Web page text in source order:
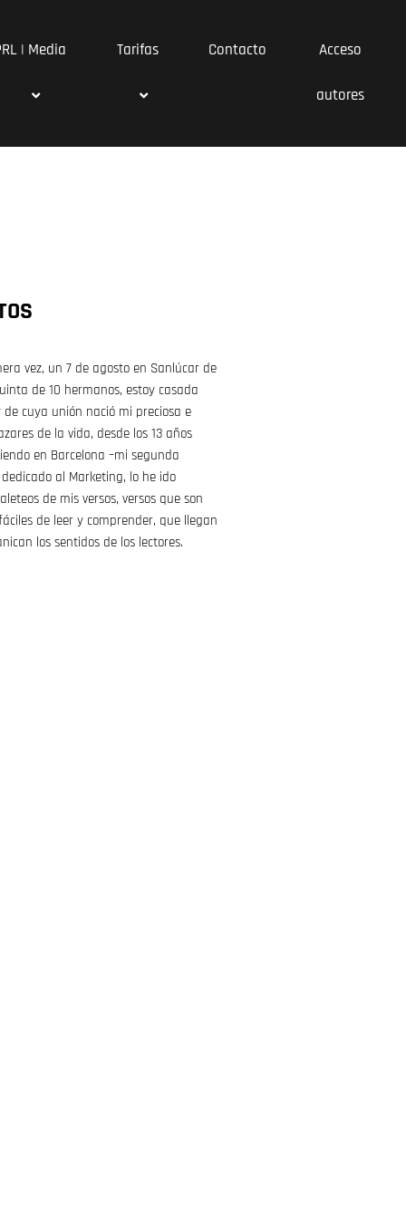
| Media Tarifas Contacto Acceso
autores
vez, un 7 de agosto en Sanlúcar de
de 10 hermanos, estoy casada
cuya unión nació mi preciosa e
de la vida, desde los 13 años
en Barcelona –mi segunda
al Marketing, lo he ido
de mis versos, versos que son
de leer y comprender, que llegan
los sentidos de los lectores.